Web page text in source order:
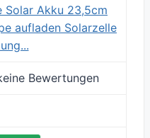
Solar Akku 23,5cm
aufladen Solarzelle
Bewertungen